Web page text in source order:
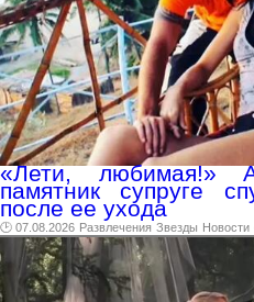
«Лети, любимая!»
памятник супруге
после ее ухода
🕑 07.08.2026 Развлечения Звезды Новости